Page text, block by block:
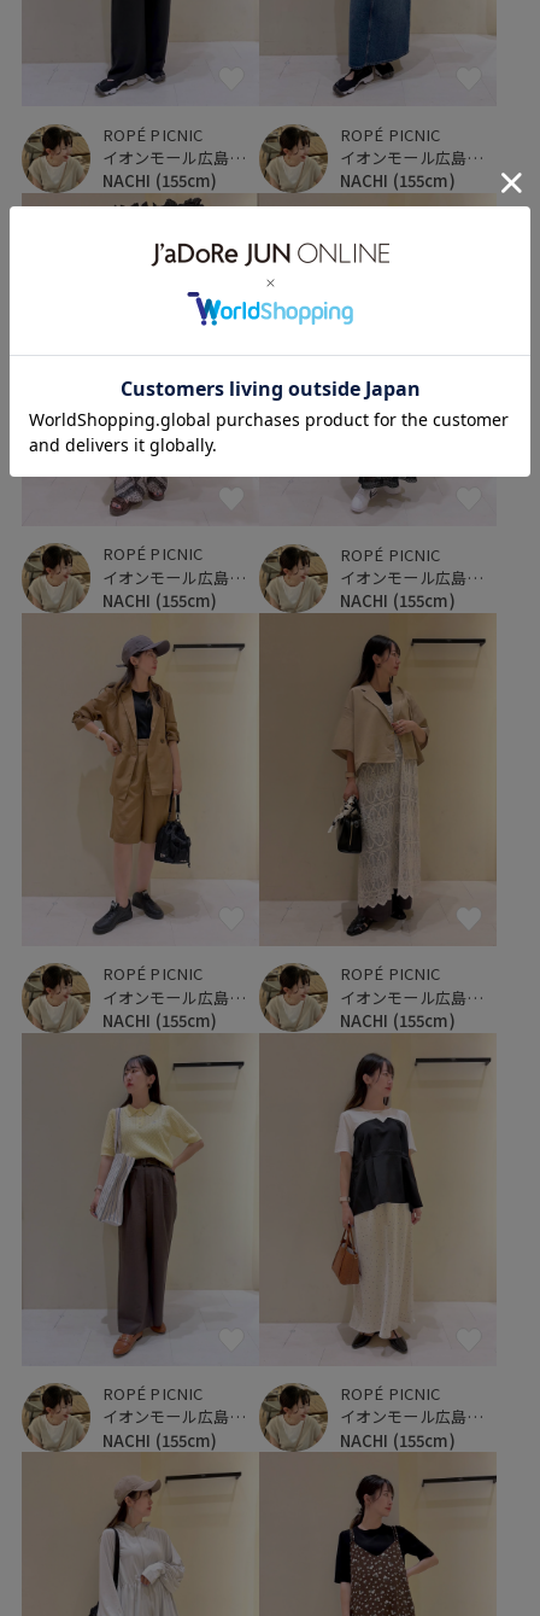
ROPÉ PICNIC
イオンモール広島府中
NACHI (155cm)
ROPÉ PICNIC
イオンモール広島府中
NACHI (155cm)
ROPÉ PICNIC
イオンモール広島府中
NACHI (155cm)
ROPÉ PICNIC
イオンモール広島府中
NACHI (155cm)
ROPÉ PICNIC
イオンモール広島府中
NACHI (155cm)
ROPÉ PICNIC
イオンモール広島府中
NACHI (155cm)
ROPÉ PICNIC
イオンモール広島府中
NACHI (155cm)
ROPÉ PICNIC
イオンモール広島府中
NACHI (155cm)